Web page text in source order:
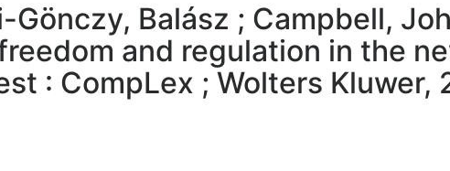
Gönczy, Balász ; Campbell,
and regulation in the
: CompLex ; Wolters Kluwer,